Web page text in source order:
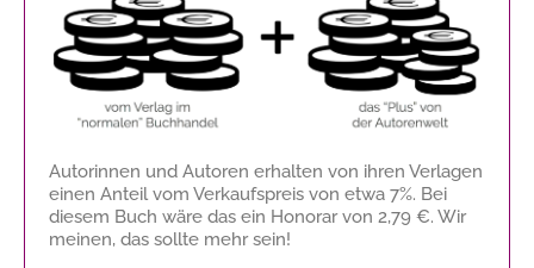
Autorinnen und Autoren erhalten von ihren Verlagen
einen Anteil vom Verkaufspreis von etwa 7%. Bei
diesem Buch wäre das ein Honorar von 2,79 €. Wir
meinen, das sollte mehr sein!